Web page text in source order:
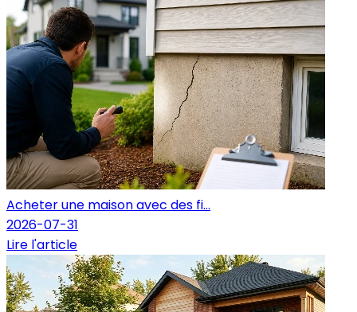
Acheter une maison avec des fi...
2026-07-31
Lire l'article